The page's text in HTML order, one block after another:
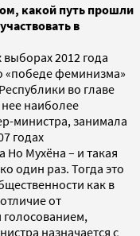
какой путь прошли
в
2012 года
«победе феминизма»
во главе
наиболее
министра, занимала
годах
Но Мухёна – и такая
один раз. Тогда это
как в
от
назначается с